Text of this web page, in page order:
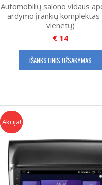
Automobilių salono vidaus
ardymo įrankių komplektas
vienetų)
€14
IŠANKSTINIS UŽSAKYMAS
Akcija
Akcija!